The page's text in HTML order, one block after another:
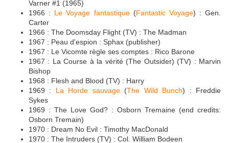
Varner #1 (1965)
1966 : Le Voyage fantastique(Fantastic Voyage) : Gen.
Carter
1966 : The Doomsday Flight (TV) : The Madman
1967 : Peau d'espion : Sphax (publisher)
1967 : Le Vicomte règle ses comptes : Rico Barone
1967 : La Course à la vérité (The Outsider) (TV) : Marvin
Bishop
1968 : Flesh and Blood (TV) : Harry
1969 : La Horde sauvage(The Wild Bunch) : Freddie
Sykes
1969 : The Love God? : Osborn Tremaine (end credits:
Osborn Tremain)
1970 : Dream No Evil : Timothy MacDonald
1970 : The Intruders (TV) : Col. William Bodeen